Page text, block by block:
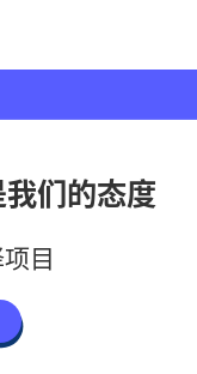
们的态度
目